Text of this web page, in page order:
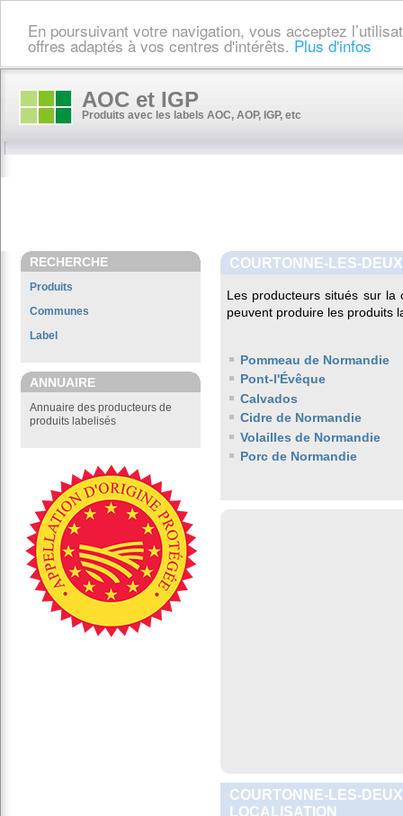
En poursuivant votre navigation, vous acceptez
offres adaptés à vos centres d'intérêts. Plus d'infos
AOC et IGP
Produits avec les labels AOC, AOP, IGP, etc
RECHERCHE
Produits
Communes
Label
ANNUAIRE
Annuaire des producteurs de
produits labelisés
COURTONNE-LES-
Les producteurs situés sur la
peuvent produire les produits
Pommeau de Normandie
Pont-l'Évêque
Calvados
Cidre de Normandie
Volailles de Normandie
Porc de Normandie
COURTONNE-LES-
LOCALISATION